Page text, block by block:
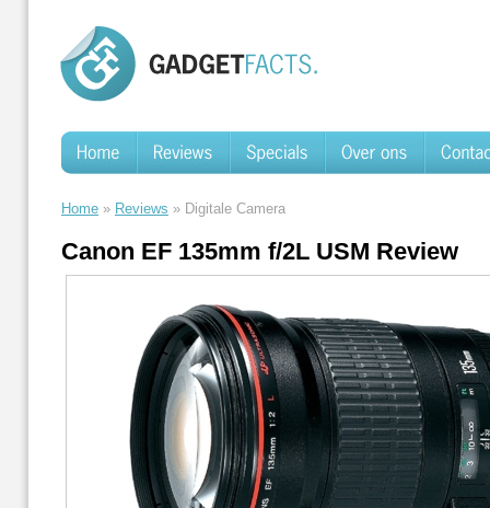
Home » Reviews » Digitale Camera
Canon EF 135mm f/2L USM Review